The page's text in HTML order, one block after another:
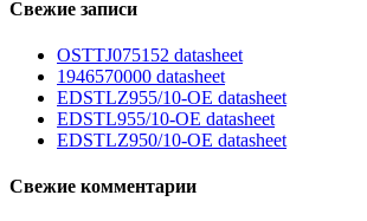
Свежие записи
OSTTJ075152 datasheet
1946570000 datasheet
EDSTLZ955/10-OE datasheet
EDSTL955/10-OE datasheet
EDSTLZ950/10-OE datasheet
Свежие комментарии